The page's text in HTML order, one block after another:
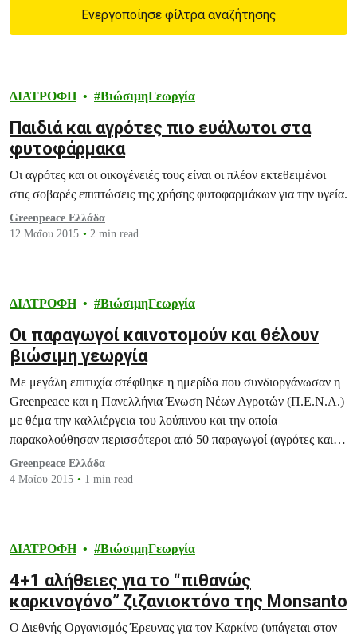
Ενεργοποίησε φίλτρα αναζήτησης
ΔΙΑΤΡΟΦΗ ΒιώσιμηΓεωργία
Παιδιά και αγρότες πιο ευάλωτοι στα
φυτοφάρμακα
Οι αγρότες και οι οικογένειές τους είναι οι πλέον εκτεθειμένοι
στις σοβαρές επιπτώσεις της χρήσης φυτοφαρμάκων για την υγεία.
Greenpeace Ελλάδα
12 Μαΐου 2015
2 min read
ΔΙΑΤΡΟΦΗ ΒιώσιμηΓεωργία
Οι παραγωγοί καινοτομούν και θέλουν
βιώσιμη γεωργία
Με μεγάλη επιτυχία στέφθηκε η ημερίδα που συνδιοργάνωσαν η
Greenpeace και η Πανελλήνια Ένωση Νέων Αγροτών (Π.Ε.Ν.Α.)
με θέμα την καλλιέργεια του λούπινου και την οποία
παρακολούθησαν περισσότεροι από 50 παραγωγοί (αγρότες και
κτηνοτρόφοι).
Greenpeace Ελλάδα
4 Μαΐου 2015
1 min read
ΔΙΑΤΡΟΦΗ ΒιώσιμηΓεωργία
4+1 αλήθειες για το “πιθανώς
καρκινογόνο” ζιζανιοκτόνο της Monsanto
Ο Διεθνής Οργανισμός Έρευνας για τον Καρκίνο (υπάγεται στον